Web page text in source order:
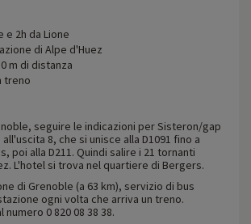
e 2h da Lione
di Alpe d'Huez
m di distanza
treno
seguire le indicazioni per Sisteron/gap
all'uscita 8, che si unisce alla D1091 fino a
poi alla D211. Quindi salire i 21 tornanti
L'hotel si trova nel quartiere di Bergers.
di Grenoble (a 63 km), servizio di bus
ogni volta che arriva un treno.
numero 0 820 08 38 38.